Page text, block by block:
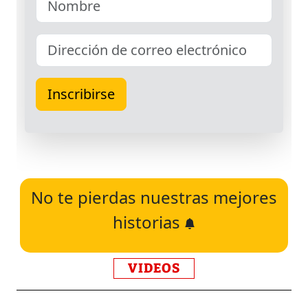
No te pierdas nuestras mejores
historias
VIDEOS